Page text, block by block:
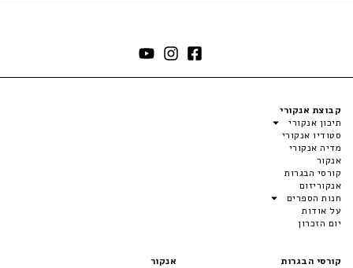
קבוצת אנקורי
תיכון אנקורי
סטודיו אנקורי
מדיה אנקורי
אנקור
קורסי הבגרות
אנקוריזום
חנות הספרים
על אודות
יום הזכרון
קורסי הבגרות
אנקור